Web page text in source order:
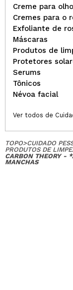
Creme para
Cremes para o
Exfoliante de
Máscaras
Produtos de
Protetores
Serums
Tônicos
Névoa facial
Ver todos de
TOPO>CUIDADO
PRODUTOS DE
CARBON THEORY -
MANCHAS